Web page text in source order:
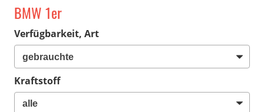
BMW 1er
Verfügbarkeit, Art
Kraftstoff